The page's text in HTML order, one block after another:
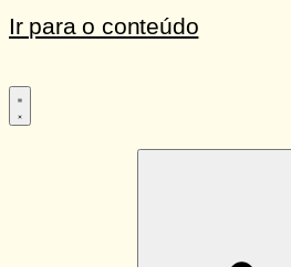
Ir para o conteúdo